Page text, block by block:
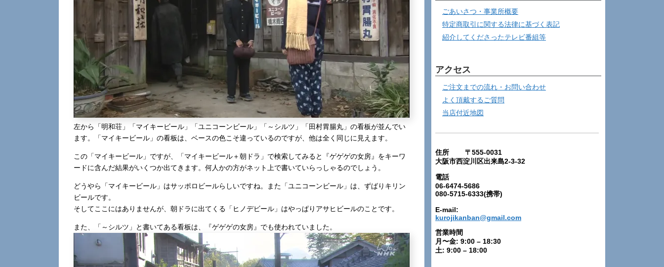
左から「明和荘」「マイキービール」「ユニコーンビール」「～シルツ」「田村胃腸丸」の看板が並んでい
ます。「マイキービール」の看板は、ベースの色こそ違っているのですが、他は全く同じに見えます。
この「マイキービール」ですが、「マイキービール＋朝ドラ」で検索してみると『ゲゲゲの女房』をキーワ
ードに含んだ結果がいくつか出てきます。何人かの方がネット上で書いていらっしゃるのでしょう。
どうやら「マイキービール」はサッポロビールらしいですね。また「ユニコーンビール」は、ずばりキリン
ビールです。
そしてここにはありませんが、朝ドラに出てくる「ヒノデビール」はやっぱりアサヒビールのことです。
また、「～シルツ」と書いてある看板は、『ゲゲゲの女房』でも使われていました。
ごあいさつ・事業所概要
特定商取引に関する法律に基づく表記
紹介してくださったテレビ番組等
アクセス
ご注文までの流れ・お問い合わせ
よく頂戴するご質問
当店付近地図
住所 〒555-0031
大阪市西淀川区出来島2-3-32
電話
06-6474-5686
080-5715-6333(携帯)
E-mail:
kurojikanban@gmail.com
営業時間
月〜金: 9:00 – 18:30
土: 9:00 – 18:00